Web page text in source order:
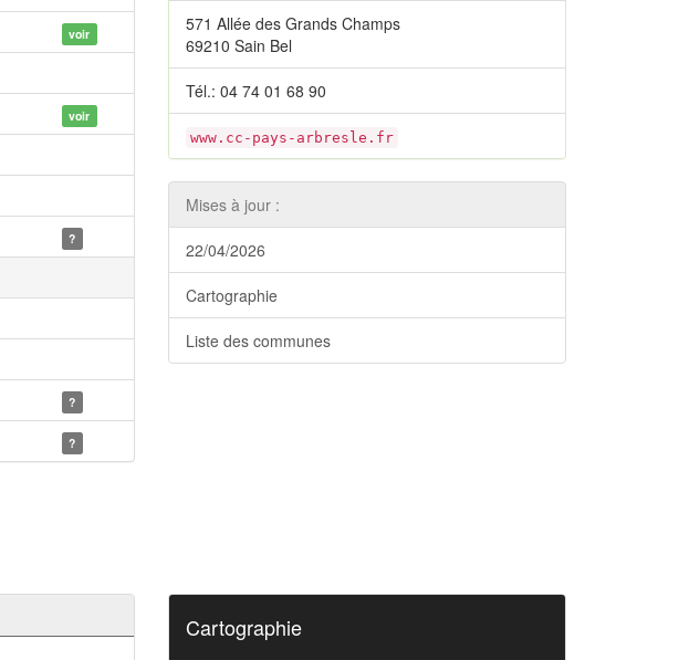
voir
voir
?
?
?
571 Allée des Grands Champs
69210 Sain Bel
Tél.: 04 74 01 68 90
www.cc-pays-arbresle.fr
Mises à jour :
22/04/2026
Cartographie
Liste des communes
Cartographie